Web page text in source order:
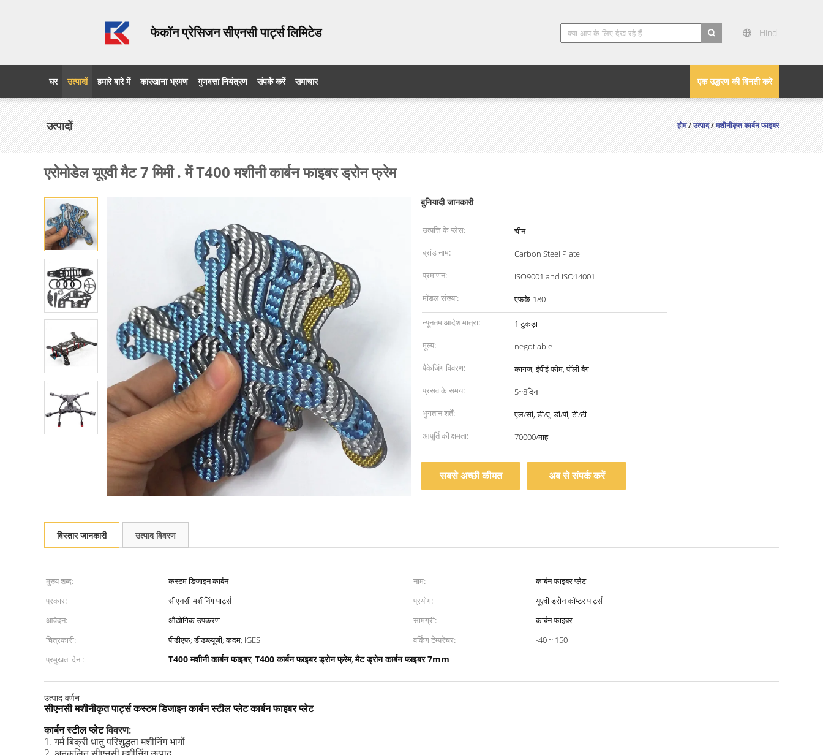
फेकॉन प्रेसिजन सीएनसी पार्ट्स लिमिटेड Hindi
एक उद्धरण की विनती करे
घर उत्पादों हमारे बारे में कारखाना भ्रमण गुणवत्ता नियंत्रण संपर्क करें समाचार
उत्पादों होम/उत्पाद/मशीनीकृत कार्बन फाइबर
एरोमोडेल यूएवी मैट 7 मिमी . में T400 मशीनी कार्बन फाइबर ड्रोन फ्रेम
बुनियादी जानकारी
उत्पत्ति के प्लेस:
चीन
ब्रांड नाम:
Carbon Steel Plate
प्रमाणन:
ISO9001 and ISO14001
मॉडल संख्या:
एफके-180
न्यूनतम आदेश मात्रा:
1 टुकड़ा
मूल्य:
negotiable
पैकेजिंग विवरण:
कागज, ईपीई फोम, पॉली बैग
प्रसव के समय:
5~8दिन
भुगतान शर्तें:
एल/सी, डी/ए, डी/पी, टी/टी
आपूर्ति की क्षमता:
70000/माह
सबसे अच्छी कीमत अब से संपर्क करें
विस्तार जानकारी उत्पाद विवरण
मुख्य शब्द: कस्टम डिजाइन कार्बन नाम:
कार्बन फाइबर प्लेट
प्रकार:
सीएनसी मशीनिंग पार्ट्स प्रयोग:
यूएवी ड्रोन कॉप्टर पार्ट्स
आवेदन:
औद्योगिक उपकरण सामग्री:
कार्बन फाइबर
चित्रकारी:
पीडीएफ; डीडब्ल्यूजी; कदम; IGES वर्किंग टेम्परेचर:
-40 ~ 150
प्रमुखता देना:
T400 मशीनी कार्बन फाइबर, T400 कार्बन फाइबर ड्रोन फ्रेम,मैट ड्रोन कार्बन फाइबर 7mm
उत्पाद वर्णन
सीएनसी मशीनीकृत पार्ट्स कस्टम डिजाइन कार्बन स्टील प्लेट कार्बन फाइबर प्लेट
कार्बन स्टील प्लेट विवरण:
1. गर्म बिक्री धातु परिशुद्धता मशीनिंग भागों